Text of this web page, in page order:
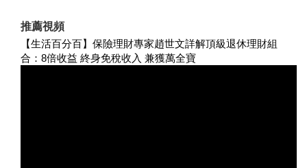
推薦視頻
【生活百分百】保險理財專家趙世文詳解頂級退休理財組
合：8倍收益 終身免稅收入 兼獲萬全寶